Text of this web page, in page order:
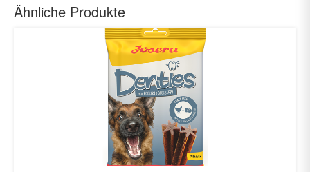
Ähnliche Produkte